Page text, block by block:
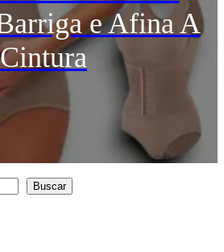
e Afina A
Cintura
Buscar